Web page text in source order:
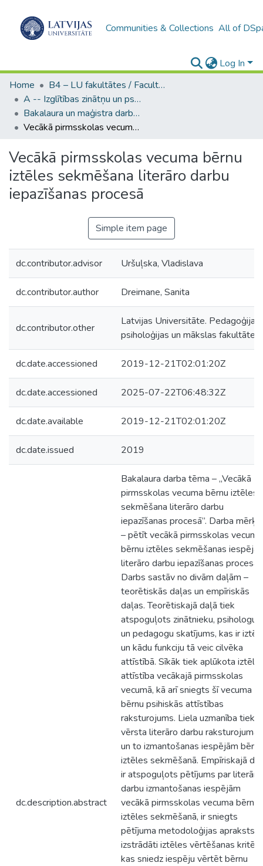
Communities & Collections All of
Log In
Home
B4 – LU fakultātes / Faculties of the UL
A -- Izglītības zinātņu un psiholoģijas fakultāte / Faculty of Education Sciences and Psychology
Bakalaura un maģistra darbi (PPMF) / Bachelor's and Master's theses
Vecākā pirmsskolas vecuma bērnu iztēles sekmēšana literāro darbu iepazīšanas procesā
Vecākā pirmsskolas vecuma bērnu
iztēles sekmēšana literāro darbu
iepazīšanas procesā
Simple item page
dc.contributor.advisor Uršuļska, Vladislava
dc.contributor.author Dreimane, Sanita
dc.contributor.other
Latvijas Universitāte. Pedagoģijas,
psiholoģijas un mākslas fakultāte
dc.date.accessioned 2019-12-21T02:01:20Z
dc.date.accessioned 2025-07-22T06:48:32Z
dc.date.available 2019-12-21T02:01:20Z
dc.date.issued 2019
dc.description.abstract
Bakalaura darba tēma – „Vecākā
pirmsskolas vecuma bērnu iztēles
sekmēšana literāro darbu
iepazīšanas procesā”. Darba mērķis
– pētīt vecākā pirmsskolas vecuma
bērnu iztēles sekmēšanas iespējas
literāro darbu iepazīšanas procesā.
Darbs sastāv no divām daļām –
teorētiskās daļas un empīriskās
daļas. Teorētiskajā daļā tiek
atspoguļots zinātnieku, psihologu
un pedagogu skatījums, kas ir
un kādu funkciju tā veic cilvēka
attīstībā. Sīkāk tiek aplūkota
attīstība vecākajā pirmsskolas
vecumā, kā arī sniegts šī vecuma
bērnu psihiskās attīstības
raksturojums. Liela uzmanība tiek
vērsta literāro darbu
un to izmantošanas iespējām bērnu
iztēles sekmēšanā. Empīriskajā
ir atspoguļots pētījums par literāro
darbu izmantošanas iespējām
vecākā pirmsskolas vecuma bērnu
iztēles sekmēšanā, ir sniegts
pētījuma metodoloģijas apraksts,
izstrādāti iztēles vērtēšanas
kas sniedz iespēju vērtēt bērnu